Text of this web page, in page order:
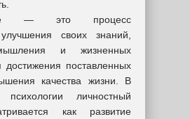
— это процесс
своих знаний,
и жизненных
достижения поставленных
качества жизни. В
психологии личностный
как развитие